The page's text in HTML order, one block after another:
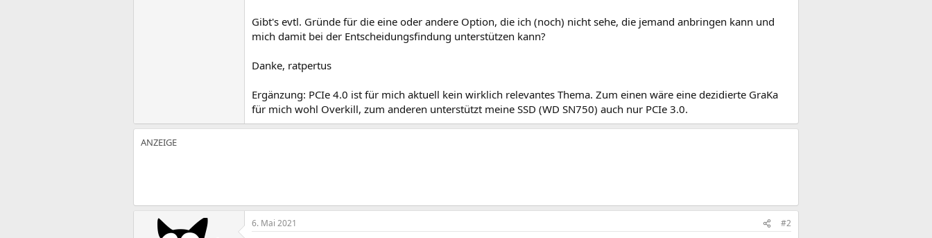
Gibt's evtl. Gründe für die eine oder andere Option, die ich (noch) nicht sehe, die jemand anbringen kann und
mich damit bei der Entscheidungsfindung unterstützen kann?
Danke, ratpertus
Ergänzung: PCIe 4.0 ist für mich aktuell kein wirklich relevantes Thema. Zum einen wäre eine dezidierte GraKa
für mich wohl Overkill, zum anderen unterstützt meine SSD (WD SN750) auch nur PCIe 3.0.
6. Mai 2021 #2